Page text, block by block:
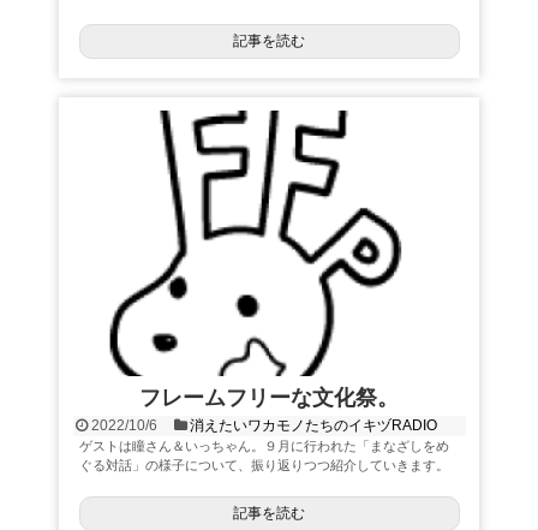
記事を読む
フレームフリーな文化祭。
2022/10/6 消えたいワカモノたちのイキヅRADIO
ゲストは瞳さん＆いっちゃん。９月に行われた「まなざしをめ
ぐる対話」の様子について、振り返りつつ紹介していきます。
記事を読む